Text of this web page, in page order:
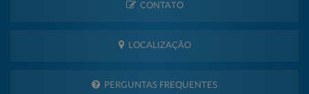
CONTATO
LOCALIZAÇÃO
PERGUNTAS FREQUENTES